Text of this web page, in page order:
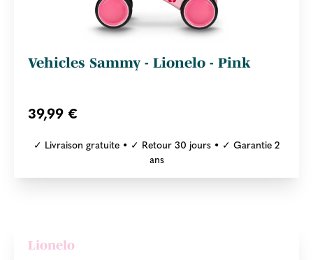
Vehicles Sammy - Lionelo - Pink
39,99 €
✓ Livraison gratuite • ✓ Retour 30 jours • ✓ Garantie 2
ans
Lionelo